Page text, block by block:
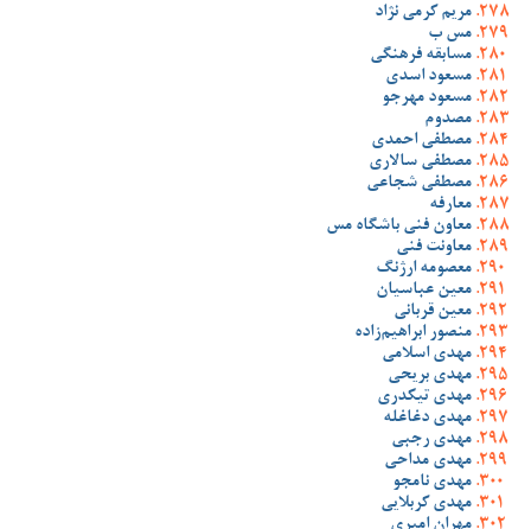
مریم کرمی نژاد
مس ب
مسابقه فرهنگی
مسعود اسدی
مسعود مهرجو
مصدوم
مصطفی احمدی
مصطفی سالاری
مصطفی شجاعی
معارفه
معاون فنی باشگاه مس
معاونت فنی
معصومه ارژنگ
معین عباسیان
معین قربانی
منصور ابراهیم‌زاده
مهدی اسلامی
مهدی بریحی
مهدی تیکدری
مهدی دغاغله
مهدی رجبی
مهدی مداحی
مهدی نامجو
مهدی کربلایی